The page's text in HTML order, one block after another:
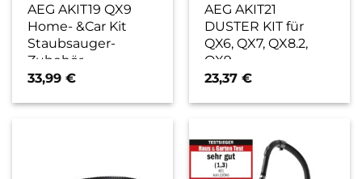
AEG AKIT19 QX9
Home- &Car Kit
Staubsauger-
Zubehör
33,99€
AEG AKIT21
DUSTER KIT für
QX6, QX7, QX8.2,
QX9
23,37€